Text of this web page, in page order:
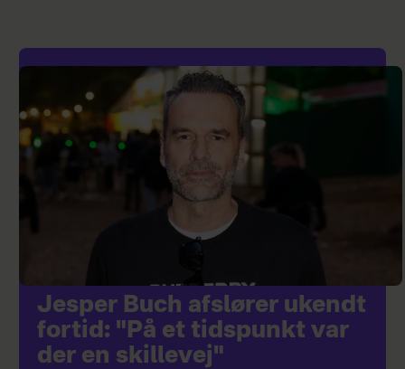
Jesper Buch afslører ukendt
fortid: "På et tidspunkt var
der en skillevej"